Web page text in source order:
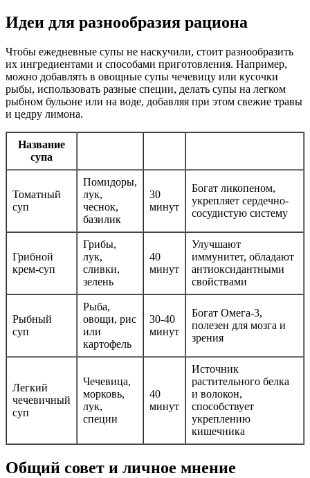
Идеи для разнообразия рациона
Чтобы ежедневные супы не наскучили, стоит разнообразить
их ингредиентами и способами приготовления. Например,
можно добавлять в овощные супы чечевицу или кусочки
рыбы, использовать разные специи, делать супы на легком
рыбном бульоне или на воде, добавляя при этом свежие травы
и цедру лимона.
Название
супа
Томатный
суп
Помидоры,
лук,
чеснок,
базилик
30
минут
Богат ликопеном,
укрепляет сердечно-
сосудистую систему
Грибной
крем-суп
Грибы,
лук,
сливки,
зелень
40
минут
Улучшают
иммунитет, обладают
антиоксидантными
свойствами
Рыбный
суп
Рыба,
овощи, рис
или
картофель
30-40
минут
Богат Омега-3,
полезен для мозга и
зрения
Легкий
чечевичный
суп
Чечевица,
морковь,
лук,
специи
40
минут
Источник
растительного белка
и волокон,
способствует
укреплению
кишечника
Общий совет и личное мнение